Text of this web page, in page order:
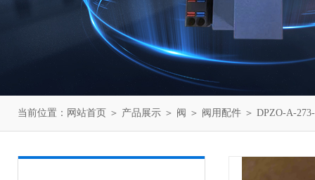
当前位置： 网站首页 ＞ 产品展示 ＞ 阀 ＞ 阀用配件 ＞ DPZO-A-